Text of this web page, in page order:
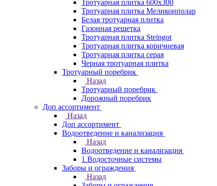
Тротуарная плитка 600х300
Тротуарная плитка Меликонполар
Белая тротуарная плитка
Газонная решетка
Тротуарная плитка Steingot
Тротуарная плитка коричневая
Тротуарная плитка серая
Черная тротуарная плитка
Тротуарный поребрик
Назад
Тротуарный поребрик
Дорожный поребрик
Доп ассортимент
Назад
Доп ассортимент
Водоотведение и канализация
Назад
Водоотведение и канализация
1 Водосточные системы
Заборы и ограждения
Назад